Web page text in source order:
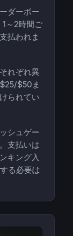
ダーボー
～2時間ご
払われま
れぞれ異
$50ま
られてい
シュゲー
支払いは
キング入
る必要は